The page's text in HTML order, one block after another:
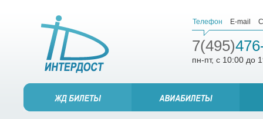
Телефон E-mail
7(495)
пн-пт, с 10:00 до